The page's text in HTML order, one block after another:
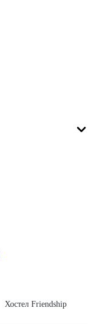
Хостел Friendship